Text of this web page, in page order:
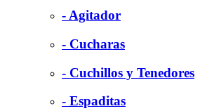
- Agitador
- Cucharas
- Cuchillos y Tenedores
- Espaditas